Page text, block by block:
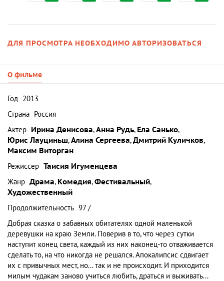
ДЛЯ ПРОСМОТРА НЕОБХОДИМО АВТОРИЗОВАТЬСЯ
О фильме
Год 2013
Страна Россия
Актер Ирина Денисова,Анна Рудь, Ела Санько,
Юрис Лауциньш,Алина Сергеева,Дмитрий Куличков,
Максим Виторган
Режиссер Таисия Игуменцева
Жанр Драма, Комедия,Фестивальный,
Художественный
Продолжительность 97 /
Добрая сказка о забавных обитателях одной маленькой
деревушки на краю Земли. Поверив в то, что через сутки
наступит конец света, каждый из них наконец-то отваживается
сделать то, на что никогда не решался. Апокалипсис сдвигает
их с привычных мест, но... так и не происходит. И приходится
милым чудакам заново учиться любить, драться и выживать...